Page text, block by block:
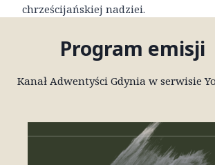
chrześcijańskiej nadziei.
Program emisji
Kanał Adwentyści Gdynia w serwisie